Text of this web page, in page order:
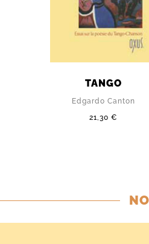
TANGO
Edgardo Canton
21,30 €